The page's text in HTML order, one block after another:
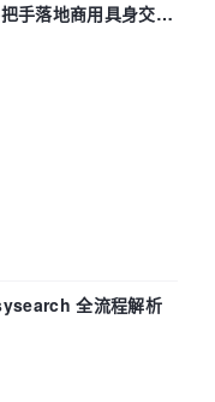
手落地商用具身交互
全流程解析